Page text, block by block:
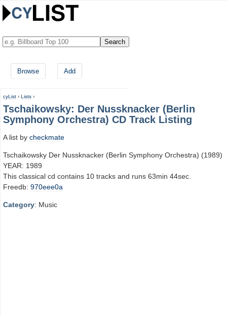
Browse Add
cyList › Lists ›
Tschaikowsky: Der Nussknacker (Berlin
Symphony Orchestra) CD Track Listing
A list by checkmate
Tschaikowsky Der Nussknacker (Berlin Symphony Orchestra) (1989)
YEAR: 1989
This classical cd contains 10 tracks and runs 63min 44sec.
Freedb: 970eee0a
Category: Music